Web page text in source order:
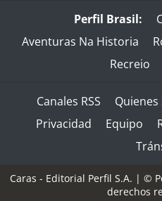
Perfil Brasil:
Aventuras Na Historia
Recreio
Canales RSS Quienes
Privacidad
Equipo
Caras - Editorial Perfil S.A. | ©
derechos